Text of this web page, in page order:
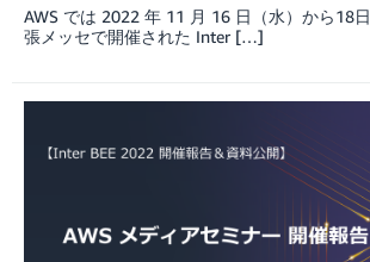
AWS では 2022 年 11 月 16 日（水）から18
張メッセで開催された Inter […]